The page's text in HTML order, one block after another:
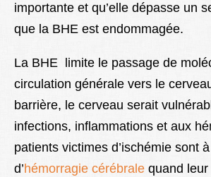
importante et qu’elle dépasse un
que la BHE est endommagée.
La BHE limite le passage de
circulation générale vers le
barrière, le cerveau serait
infections, inflammations et aux
patients victimes d’ischémie sont
d’hémorragie cérébrale quand